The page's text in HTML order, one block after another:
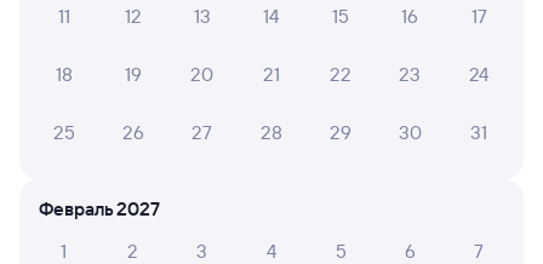
Купить билеты на поезд в Куйтун
11 12 13 14 15 16 17
18 19 20 21 22 23 24
25 26 27 28 29 30 31
Февраль 2027
1
2 3 4 5 6 7